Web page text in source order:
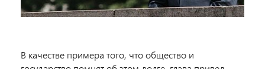
В качестве примера того, что общество и